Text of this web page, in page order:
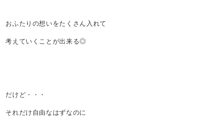
おふたりの想いをたくさん入れて
考えていくことが出来る◎
だけど・・・
それだけ自由なはずなのに